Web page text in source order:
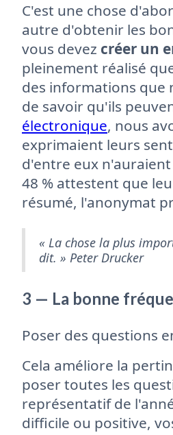
C'est une chose
autre d'obtenir les
vous devez créer un
pleinement réalisé
des informations que
de savoir qu'ils
électronique, nous
exprimaient leurs
d'entre eux
48 % attestent que
résumé, l'anonymat
« La chose la plus
dit. » Peter Drucker
3 — La bonne
Poser des questions
Cela améliore la
poser toutes les
représentatif de
difficile ou positive,